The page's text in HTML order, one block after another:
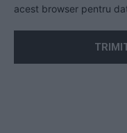
acest browser pentru